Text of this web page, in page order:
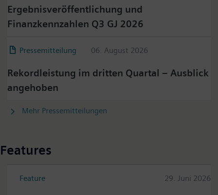
Ergebnisveröffentlichung und
Finanzkennzahlen Q3 GJ 2026
Pressemitteilung 06. August 2026
Rekordleistung im dritten Quartal – Ausblick
angehoben
Mehr Pressemitteilungen
Features
Feature 29. Juni 2026